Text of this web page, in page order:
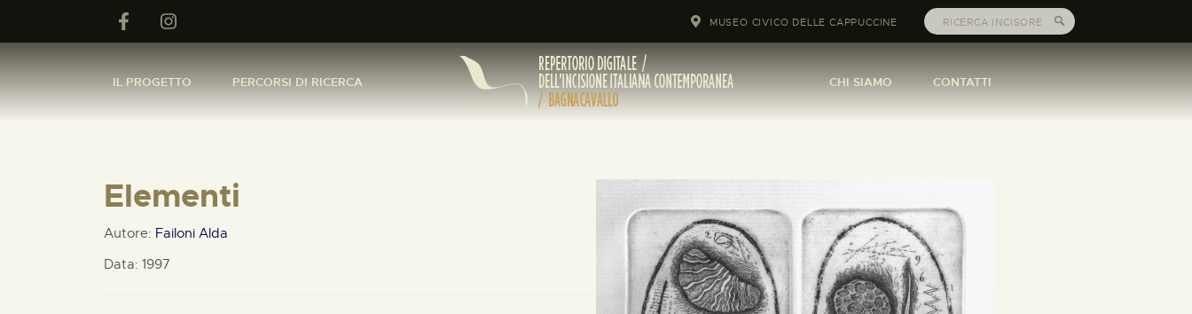
MUSEO CIVICO DELLE CAPPUCCINE
IL PROGETTO PERCORSI DI RICERCA CHI SIAMO CONTATTI
Elementi
Autore: Failoni Alda
Data: 1997